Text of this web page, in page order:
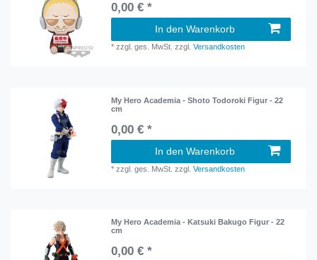
0,00 € *
In den Warenkorb
*zzgl. ges. MwSt. zzgl.Versandkosten
My Hero Academia - Shoto Todoroki Figur - 22
cm
0,00 € *
In den Warenkorb
*zzgl. ges. MwSt. zzgl.Versandkosten
My Hero Academia - Katsuki Bakugo Figur - 22
cm
0,00 € *